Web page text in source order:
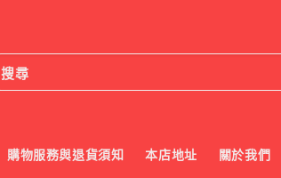
搜尋
購物服務與退貨須知 本店地址 關於我們